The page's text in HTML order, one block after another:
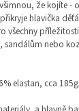
že kojíte -
hlavička
všechny příležitosti
sandálům nebo
elastan, cca